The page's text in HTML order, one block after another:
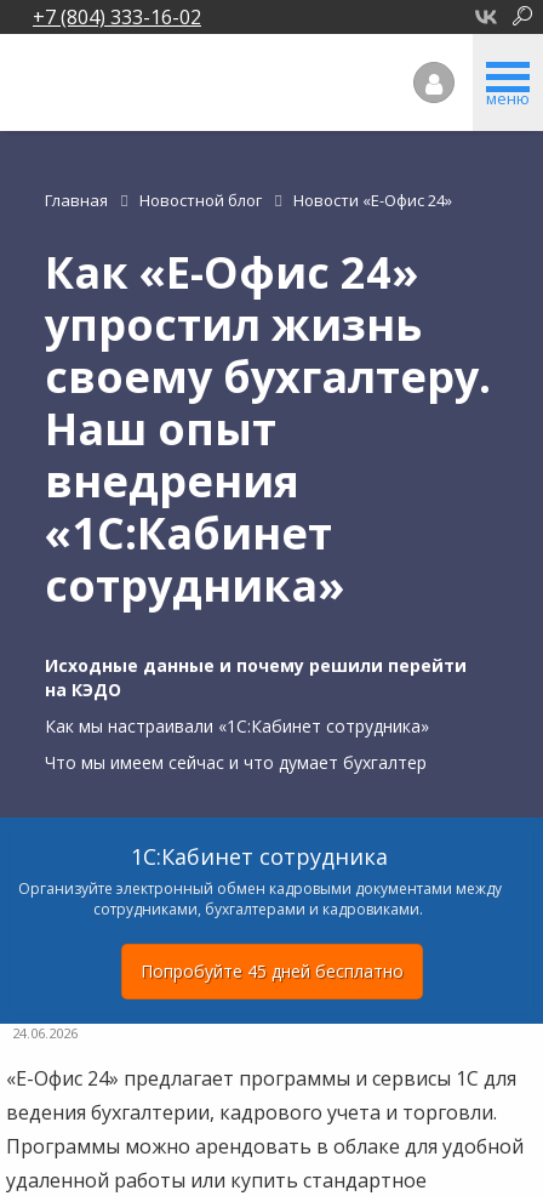
+7 (804) 333-16-02
меню
Главная Новостной блог Новости «Е-Офис 24»
Как «Е-Офис 24»
упростил жизнь
своему бухгалтеру.
Наш опыт
внедрения
«1С:Кабинет
сотрудника»
Исходные данные и почему решили перейти
на КЭДО
Как мы настраивали «1С:Кабинет сотрудника»
Что мы имеем сейчас и что думает бухгалтер
1С:Кабинет сотрудника
Организуйте электронный обмен кадровыми документами между
сотрудниками, бухгалтерами и кадровиками.
Попробуйте 45 дней бесплатно
24.06.2026
«Е-Офис 24» предлагает программы и сервисы 1С для
ведения бухгалтерии, кадрового учета и торговли.
Программы можно арендовать в облаке для удобной
удаленной работы или купить стандартное